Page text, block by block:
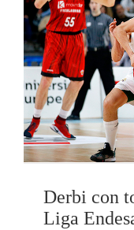
Derbi con
Liga